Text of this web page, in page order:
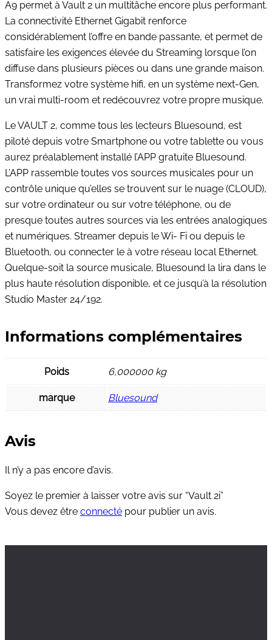
A9 permet à Vault 2 un multitâche encore plus performant.
La connectivité Ethernet Gigabit renforce
considérablement l’offre en bande passante, et permet de
satisfaire les exigences élevée du Streaming lorsque l’on
diffuse dans plusieurs pièces ou dans une grande maison.
Transformez votre système hifi, en un système next-Gen,
un vrai multi-room et redécouvrez votre propre musique.
Le VAULT 2, comme tous les lecteurs Bluesound, est
piloté depuis votre Smartphone ou votre tablette ou vous
aurez préalablement installé l’APP gratuite Bluesound.
L’APP rassemble toutes vos sources musicales pour un
contrôle unique qu’elles se trouvent sur le nuage (CLOUD),
sur votre ordinateur ou sur votre téléphone, ou de
presque toutes autres sources via les entrées analogiques
et numériques. Streamer depuis le Wi- Fi ou depuis le
Bluetooth, ou connecter le à votre réseau local Ethernet.
Quelque-soit la source musicale, Bluesound la lira dans le
plus haute résolution disponible, et ce jusqu’à la résolution
Studio Master 24/192.
Informations complémentaires
Poids 6,000000 kg
marque Bluesound
Avis
Il n’y a pas encore d’avis.
Soyez le premier à laisser votre avis sur “Vault 2i”
Vous devez être connecté pour publier un avis.